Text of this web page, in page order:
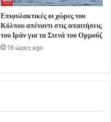
Επιφυλακτικές οι χώρες του
Κόλπου απέναντι στις απαιτήσεις
του Ιράν για τα Στενά του Ορμούζ
16 ώρες ago